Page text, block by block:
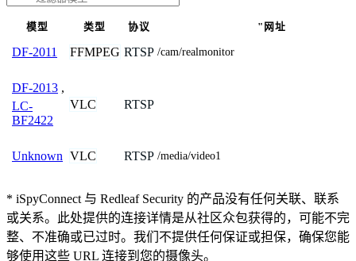
模型 类型 协议 "网址
DF-2011 FFMPEG RTSP /cam/realmonitor
DF-2013 ,
LC-
BF2422
VLC RTSP
Unknown VLC RTSP /media/video1
* iSpyConnect 与 Redleaf Security 的产品没有任何关联、联系
或关系。此处提供的连接详情是从社区众包获得的，可能不完
整、不准确或已过时。我们不提供任何保证或担保，确保您能
够使用这些 URL 连接到您的摄像头。